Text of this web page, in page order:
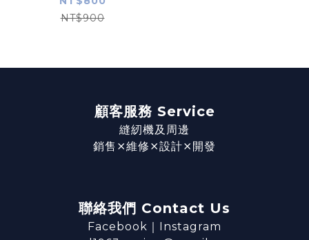
NT$900
顧客服務 Service
縫紉機及周邊
銷售⨯維修⨯設計⨯開發
聯絡我們 Contact Us
Facebook ｜ Instagram